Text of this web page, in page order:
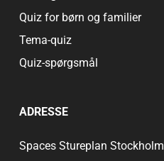
Quiz for børn og familier
Tema-quiz
Quiz-spørgsmål
ADRESSE
Spaces Stureplan Stockholm